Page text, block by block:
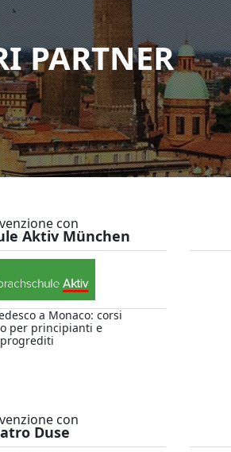
PARTNER
con
Aktiv München
a Monaco: corsi
per principianti e
progrediti
con
Duse